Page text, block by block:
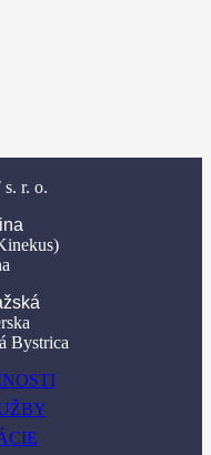
r. o.
Bystrica